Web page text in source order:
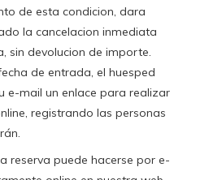
de esta condicion, dara
la cancelacion inmediata
sin devolucion de importe.
de entrada, el huesped
e-mail un enlace para realizar
registrando las personas
reserva puede hacerse por e-